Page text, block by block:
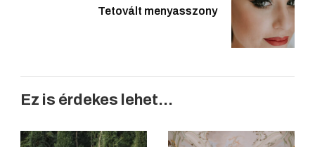
Tetovált menyasszony
Ez is érdekes lehet...